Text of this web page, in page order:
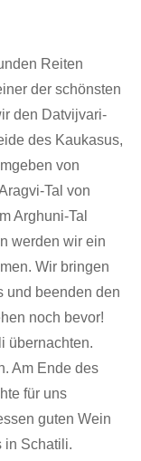
Reiten
der schönsten
den Datvijvari-
des Kaukasus,
von
Tal von
Arghuni-Tal
werden wir ein
Wir bringen
und beenden den
noch bevor!
übernachten.
Am Ende des
für uns
guten Wein
in Schatili.